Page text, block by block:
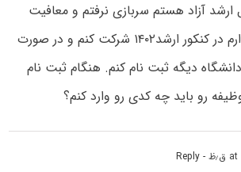
آزاد هستم سربازی نرفتم و معافیت
تحصیلی دارم قصد دارم در کنکور ارشد۱۴۰۲ شرکت کنم و در صورت
دیگه ثبت نام کنم. هنگام ثبت‌ نام
رو باید چه کدی رو وارد کنم؟
- Reply